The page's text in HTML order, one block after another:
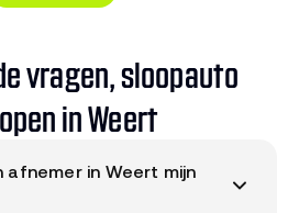
vragen, sloopauto
in Weert
afnemer in Weert mijn